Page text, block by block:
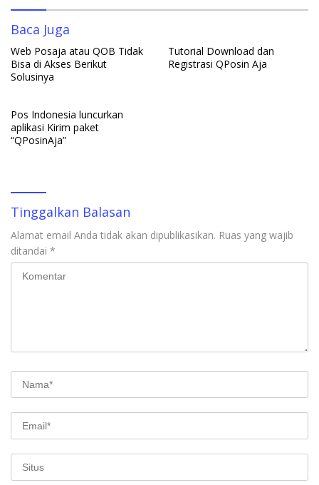
k p
Baca Juga
Web Posaja atau QOB Tidak
Bisa di Akses Berikut
Solusinya
Tutorial Download dan
Registrasi QPosin Aja
Pos Indonesia luncurkan
aplikasi Kirim paket
“QPosinAja”
Tinggalkan Balasan
Alamat email Anda tidak akan dipublikasikan. Ruas yang wajib
ditandai *